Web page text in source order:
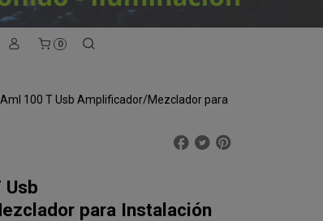
0
100 T Usb Amplificador/Mezclador para
Usb
para Instalación